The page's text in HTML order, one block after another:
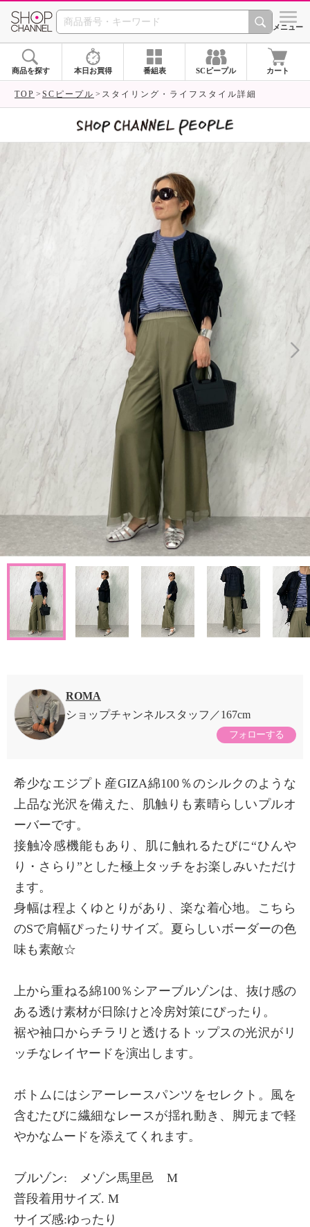
SHOP CHANNEL シメニュー
商品を探す 本日お買得 番組表 SCピープル カート
TOP SCピープル スタイリング・ライフスタイル詳細
ROMA
ショップチャンネルスタッフ
167cm
フォローする
希少なエジプト産GIZA綿100％のシルクのような
上品な光沢を備えた、肌触りも素晴らしいプルオ
ーバーです。
接触冷感機能もあり、肌に触れるたびに“ひんや
り・さらり”とした極上タッチをお楽しみいただけ
ます。
身幅は程よくゆとりがあり、楽な着心地。こちら
のSで肩幅ぴったりサイズ。夏らしいボーダーの色
味も素敵☆
上から重ねる綿100％シアーブルゾンは、抜け感の
ある透け素材が日除けと冷房対策にぴったり。
裾や袖口からチラリと透けるトップスの光沢がリ
ッチなレイヤードを演出します。
ボトムにはシアーレースパンツをセレクト。風を
含むたびに繊細なレースが揺れ動き、脚元まで軽
やかなムードを添えてくれます。
ブルゾン: メゾン馬里邑 M
普段着用サイズ. M
サイズ感:ゆったり